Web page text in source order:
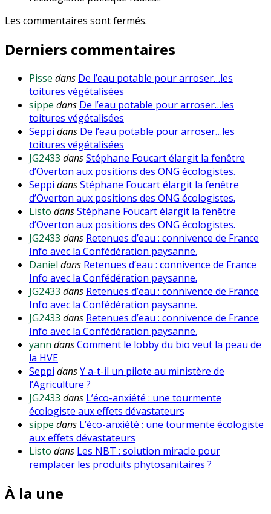
Les commentaires sont fermés.
Derniers commentaires
Pisse dans De l’eau potable pour arroser…les
toitures végétalisées
sippe dans De l’eau potable pour arroser…les
toitures végétalisées
Seppi dans De l’eau potable pour arroser…les
toitures végétalisées
JG2433 dansStéphane Foucart élargit la fenêtre
d’Overton aux positions des ONG écologistes.
Seppi dansStéphane Foucart élargit la fenêtre
d’Overton aux positions des ONG écologistes.
Listo dansStéphane Foucart élargit la fenêtre
d’Overton aux positions des ONG écologistes.
JG2433 dans Retenues d’eau : connivence de France
Info avec la Confédération paysanne.
Daniel dans Retenues d’eau : connivence de France
Info avec la Confédération paysanne.
JG2433 dans Retenues d’eau : connivence de France
Info avec la Confédération paysanne.
JG2433 dans Retenues d’eau : connivence de France
Info avec la Confédération paysanne.
yann dansComment le lobby du bio veut la peau de
la HVE
Seppi dansY a-t-il un pilote au ministère de
l’Agriculture ?
JG2433 dans L’éco-anxiété : une tourmente
écologiste aux effets dévastateurs
sippe dans L’éco-anxiété : une tourmente écologiste
aux effets dévastateurs
Listo dans Les NBT : solution miracle pour
remplacer les produits phytosanitaires ?
À la une